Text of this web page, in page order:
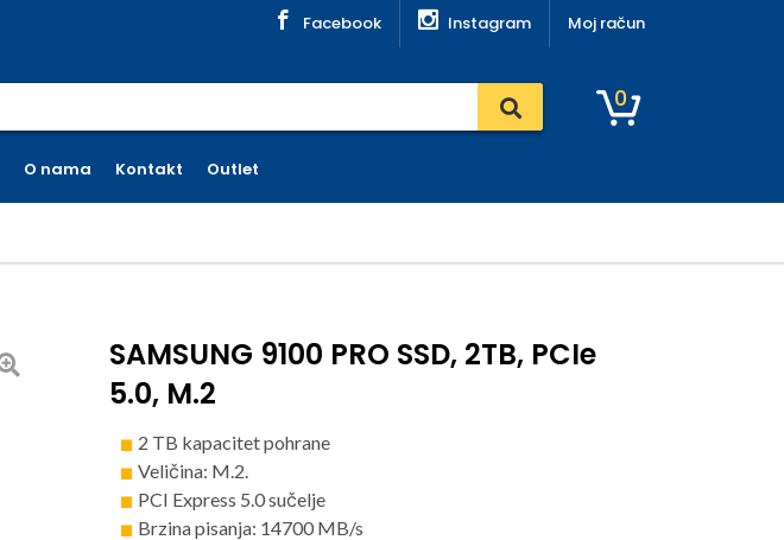
Facebook Instagram Moj račun
0
O nama Kontakt Outlet
SAMSUNG 9100 PRO SSD, 2TB, PCIe
5.0, M.2
2 TB kapacitet pohrane
Veličina: M.2.
PCI Express 5.0 sučelje
Brzina pisanja: 14700 MB/s